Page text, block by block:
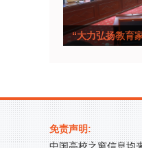
“大力弘扬教育
免责声明: